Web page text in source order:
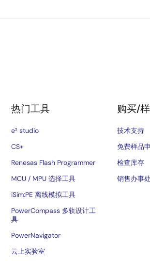
热门工具
e² studio
CS+
Renesas Flash Programmer
MCU / MPU 选择工具
iSim:PE 离线模拟工具
PowerCompass 多轨设计工
具
PowerNavigator
云上实验室
购买/
技术支持
免费样品
检查库存
销售办事处